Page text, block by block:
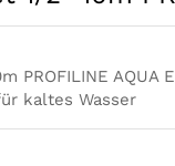
PROFILINE AQUA
kaltes Wasser